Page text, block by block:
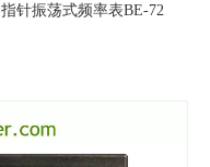
指针振荡式频率表BE-72